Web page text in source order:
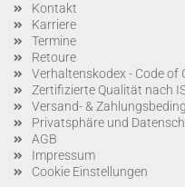
Kontakt
Karriere
Termine
Retoure
Verhaltenskodex - Code of
Zertifizierte Qualität nach
Versand- &
Privatsphäre und
AGB
Impressum
Cookie Einstellungen